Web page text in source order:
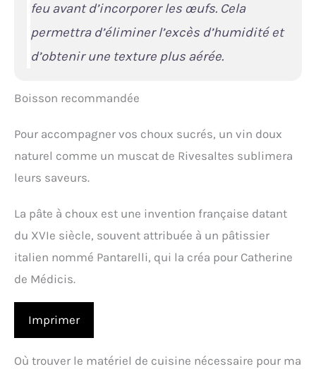
feu avant d’incorporer les œufs. Cela
permettra d’éliminer l’excès d’humidité et
d’obtenir une texture plus aérée.
Boisson recommandée
Pour accompagner vos choux sucrés, un vin doux
naturel comme un muscat de Rivesaltes sublimera
leurs saveurs.
La pâte à choux est une invention française datant
du XVIe siècle, souvent attribuée à un pâtissier
italien nommé Pantarelli, qui la créa pour Catherine
de Médicis.
Imprimer
Où trouver le matériel de cuisine nécessaire pour ma